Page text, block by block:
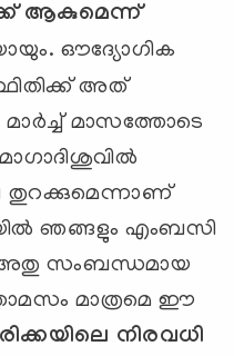
ആകുമെന്ന്
ഔദ്യോഗിക
അത്
മാര്‍ച്ച് മാസത്തോടെ
തുറക്കുമെന്നാണ്
ഞങ്ങളും എംബസി
അതു സംബന്ധമായ
മാത്രമെ ഈ
നിരവധി